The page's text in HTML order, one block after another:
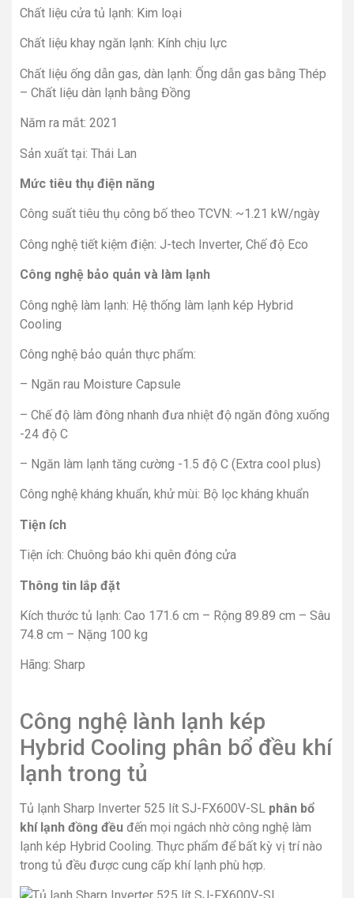
Chất liệu cửa tủ lạnh: Kim loại
Chất liệu khay ngăn lạnh: Kính chịu lực
Chất liệu ống dẫn gas, dàn lạnh: Ống dẫn gas bằng Thép
– Chất liệu dàn lạnh bằng Đồng
Năm ra mắt: 2021
Sản xuất tại: Thái Lan
Mức tiêu thụ điện năng
Công suất tiêu thụ công bố theo TCVN: ~1.21 kW/ngày
Công nghệ tiết kiệm điện: J-tech Inverter, Chế độ Eco
Công nghệ bảo quản và làm lạnh
Công nghệ làm lạnh: Hệ thống làm lạnh kép Hybrid
Cooling
Công nghệ bảo quản thực phẩm:
– Ngăn rau Moisture Capsule
– Chế độ làm đông nhanh đưa nhiệt độ ngăn đông xuống
-24 độ C
– Ngăn làm lạnh tăng cường -1.5 độ C (Extra cool plus)
Công nghệ kháng khuẩn, khử mùi: Bộ lọc kháng khuẩn
Tiện ích
Tiện ích: Chuông báo khi quên đóng cửa
Thông tin lắp đặt
Kích thước tủ lạnh: Cao 171.6 cm – Rộng 89.89 cm – Sâu
74.8 cm – Nặng 100 kg
Hãng: Sharp
Công nghệ lành lạnh kép
Hybrid Cooling phân bổ đều khí
lạnh trong tủ
Tủ lạnh Sharp Inverter 525 lít SJ-FX600V-SL phân bổ
khí lạnh đồng đều đến mọi ngách nhờ công nghệ làm
lạnh kép Hybrid Cooling. Thực phẩm để bất kỳ vị trí nào
trong tủ đều được cung cấp khí lạnh phù hợp.